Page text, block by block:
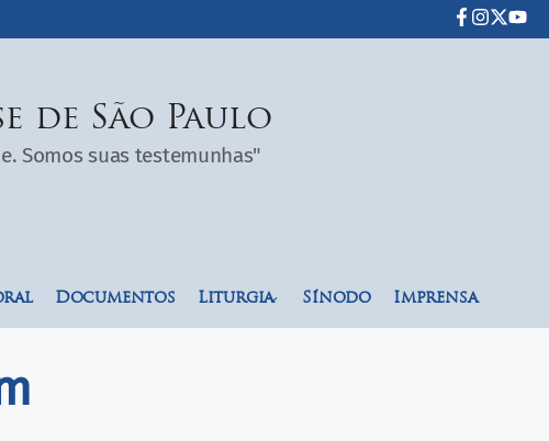
de São Paulo
Somos suas testemunhas"
Documentos Liturgia Sínodo Imprensa